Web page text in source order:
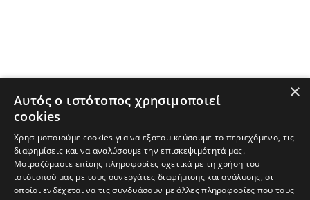
×
Αυτός ο ιστότοπος χρησιμοποιεί
cookies
Χρησιμοποιούμε cookies για να εξατομικεύσουμε το περιεχόμενο, τις
διαφημίσεις και να αναλύσουμε την επισκεψιμότητά μας.
Μοιραζόμαστε επίσης πληροφορίες σχετικά με τη χρήση του
ιστότοπού μας με τους συνεργάτες διαφήμισης και ανάλυσης, οι
οποίοι ενδέχεται να τις συνδυάσουν με άλλες πληροφορίες που τους